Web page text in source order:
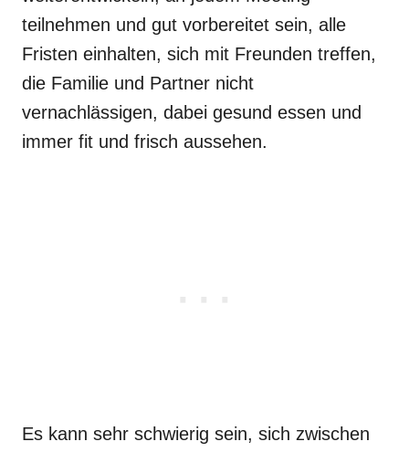
teilnehmen und gut vorbereitet sein, alle
Fristen einhalten, sich mit Freunden treffen,
die Familie und Partner nicht
vernachlässigen, dabei gesund essen und
immer fit und frisch aussehen.
Es kann sehr schwierig sein, sich zwischen